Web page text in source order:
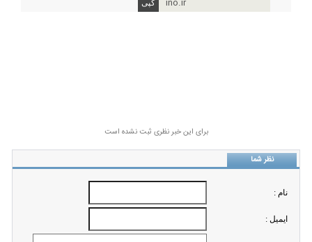
ino.ir
برای این خبر نظری ثبت نشده است
نظر شما
نام :
ايميل :